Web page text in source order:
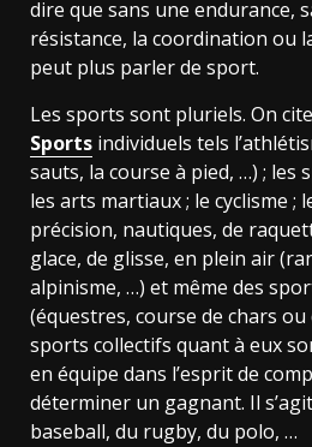
dire que sans une endurance,
résistance, la coordination ou
peut plus parler de sport.
Les sports sont pluriels. On
Sports individuels tels
sauts, la course à pied, …) ; les
les arts martiaux ; le cyclisme ;
précision, nautiques, de
glace, de glisse, en plein air
alpinisme, …) et même des
(équestres, course de chars
sports collectifs quant à eux
en équipe dans l’esprit de
déterminer un gagnant. Il
baseball, du rugby, du polo, …